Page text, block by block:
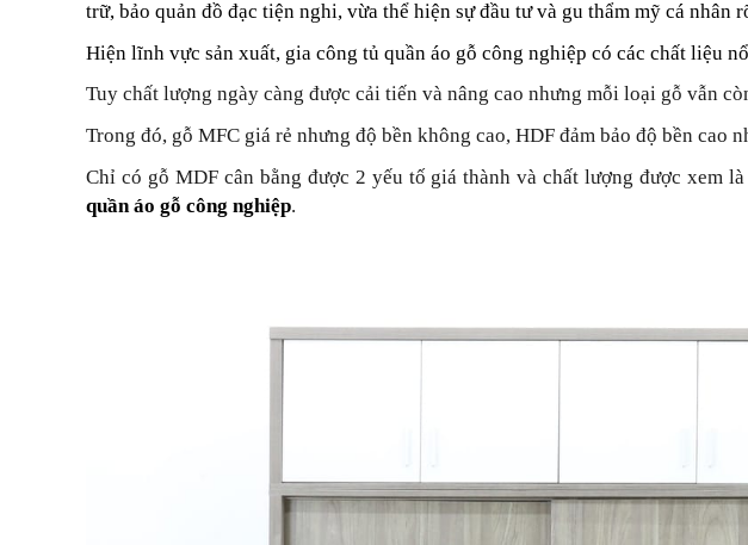
trữ, bảo quản đồ đạc tiện nghi, vừa thể hiện sự đầu tư và gu thẩm mỹ cá nhân
Hiện lĩnh vực sản xuất, gia công tủ quần áo gỗ công nghiệp có các chất liệu
Tuy chất lượng ngày càng được cải tiến và nâng cao nhưng mỗi loại gỗ vẫn
Trong đó, gỗ MFC giá rẻ nhưng độ bền không cao, HDF đảm bảo độ bền cao
Chỉ có gỗ MDF cân bằng được 2 yếu tố giá thành và chất lượng được xem
quần áo gỗ công nghiệp.